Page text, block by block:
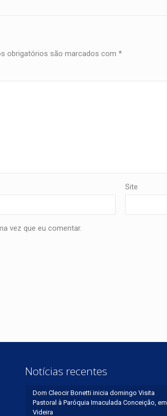
obrigatórios são marcados com *
Site
vez que eu comentar.
Notícias recentes
Dom Cleocir Bonetti inicia domingo Visita
Pastoral à Paróquia Imaculada Conceição, em
Videira